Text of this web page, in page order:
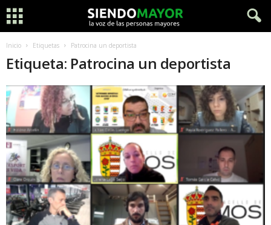
Inicio Etiquetas Patrocina un deportista
Etiqueta: Patrocina un deportista